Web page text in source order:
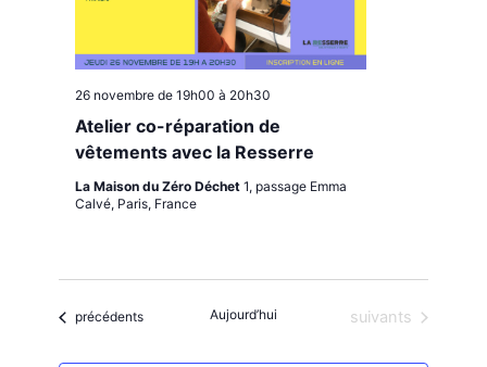
Atelier co-réparation de
vêtements avec la Resserre
26 novembre de 19h00 à 20h30
La Maison du Zéro Déchet 1, passage Emma
Calvé, Paris, France
Évènements
précédents Aujourd’hui Évènements
suivants